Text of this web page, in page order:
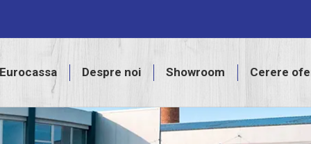
Eurocassa Despre noi Showroom Cerere
Despre noi Showroom Cerere ofertă